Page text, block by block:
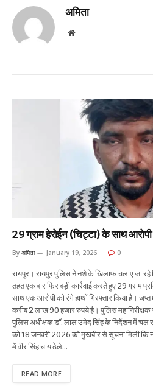
अमिता
Website
29 ग्राम हेरोईन (चिट्टा) के साथ आरोपी
By अमिता January 19, 2026 0
रायपुर। रायपुर पुलिस ने नशे के खिलाफ चलाए जा रहे
तहत एक बार फिर बड़ी कार्रवाई करते हुए 29 ग्राम
साथ एक आरोपी को रंगे हाथों गिरफ्तार किया है।
करीब 2 लाख 90 हजार रुपये है। पुलिस महानिरीक्षक
पुलिस अधीक्षक डॉ. लाल उमेद सिंह के निर्देशन में चल
को 18 जनवरी 2026 को मुखबीर से सूचना मिली कि
में वीर सिंह चाय ठेले…
READ MORE